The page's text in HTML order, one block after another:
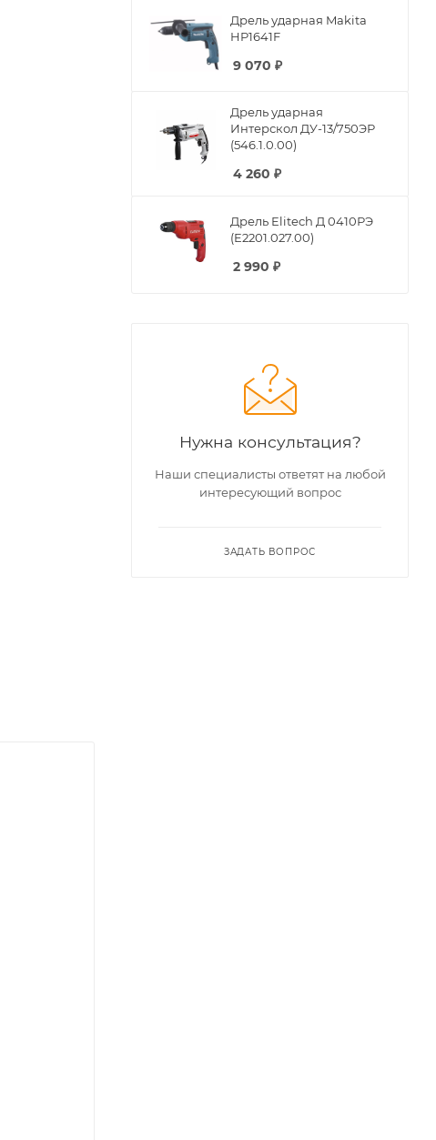
Дрель ударная Makita
HP1641F
9 070 ₽
Дрель ударная
Интерскол ДУ-13/750ЭР
(546.1.0.00)
4 260 ₽
Дрель Elitech Д 0410РЭ
(E2201.027.00)
2 990 ₽
Нужна консультация?
Наши специалисты ответят на любой
интересующий вопрос
ЗАДАТЬ ВОПРОС